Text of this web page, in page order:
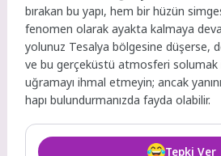
bırakan bu yapı, hem bir hüzün
fenomen olarak ayakta kalmaya
yolunuz Tesalya bölgesine düşerse,
ve bu gerçeküstü atmosferi solumak
uğramayı ihmal etmeyin; ancak
hapı bulundurmanızda fayda olabilir.
Tepki Ver